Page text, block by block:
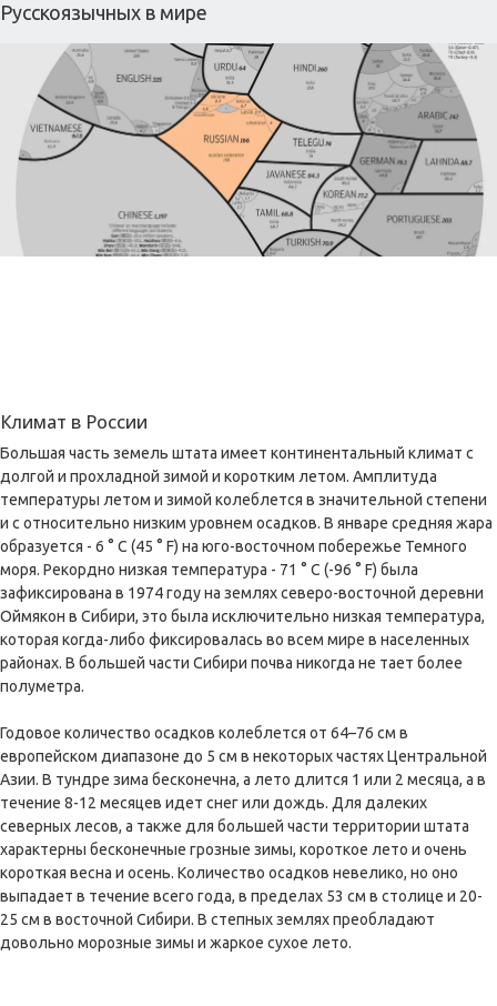
Русскоязычных в мире
Климат в России
Большая часть земель штата имеет континентальный климат с
долгой и прохладной зимой и коротким летом. Амплитуда
температуры летом и зимой колеблется в значительной степени
и с относительно низким уровнем осадков. В январе средняя жара
образуется - 6 ° C (45 ° F) на юго-восточном побережье Темного
моря. Рекордно низкая температура - 71 ° C (-96 ° F) была
зафиксирована в 1974 году на землях северо-восточной деревни
Оймякон в Сибири, это была исключительно низкая температура,
которая когда-либо фиксировалась во всем мире в населенных
районах. В большей части Сибири почва никогда не тает более
полуметра.
Годовое количество осадков колеблется от 64–76 см в
европейском диапазоне до 5 см в некоторых частях Центральной
Азии. В тундре зима бесконечна, а лето длится 1 или 2 месяца, а в
течение 8-12 месяцев идет снег или дождь. Для далеких
северных лесов, а также для большей части территории штата
характерны бесконечные грозные зимы, короткое лето и очень
короткая весна и осень. Количество осадков невелико, но оно
выпадает в течение всего года, в пределах 53 см в столице и 20-
25 см в восточной Сибири. В степных землях преобладают
довольно морозные зимы и жаркое сухое лето.